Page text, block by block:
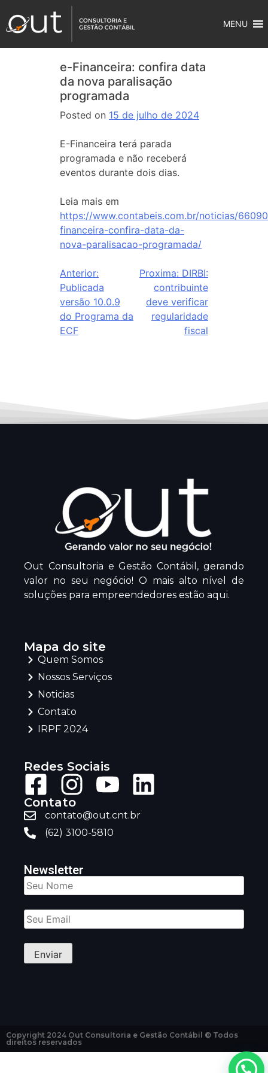
MENU
e-Financeira: confira data
da nova paralisação
programada
Posted on 15 de julho de 2024
E-Financeira terá parada
programada e não receberá
eventos durante dois dias.
Leia mais em
https://www.contabeis.com.br/noticias/
financeira-confira-data-da-
nova-paralisacao-programada/
Anterior:
Publicada
versão 10.0.9
do Programa da
ECF
Proxima: DIRBI:
contribuinte
deve verificar
regularidade
fiscal
Out Consultoria e Gestão Contábil, gerando
valor no seu negócio! O mais alto nível de
soluções para empreendedores estão aqui.
Mapa do site
Quem Somos
Nossos Serviços
Noticias
Contato
IRPF 2024
Redes Sociais
Contato
contato@out.cnt.br
(62) 3100-5810
Newsletter
Copyright 2024 Out Consultoria e Gestão Contábil © Todos
direitos reservados